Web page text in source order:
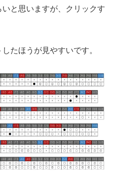
と思いますが、クリックす
たほうが見やすいです。